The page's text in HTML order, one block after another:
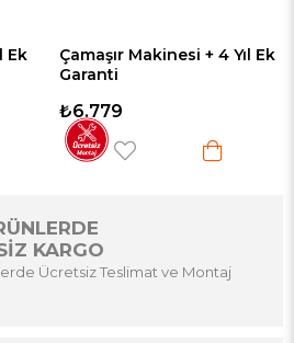
Makinesi + 4 Yıl Ek
KARGO
Ücretsiz Teslimat ve Montaj